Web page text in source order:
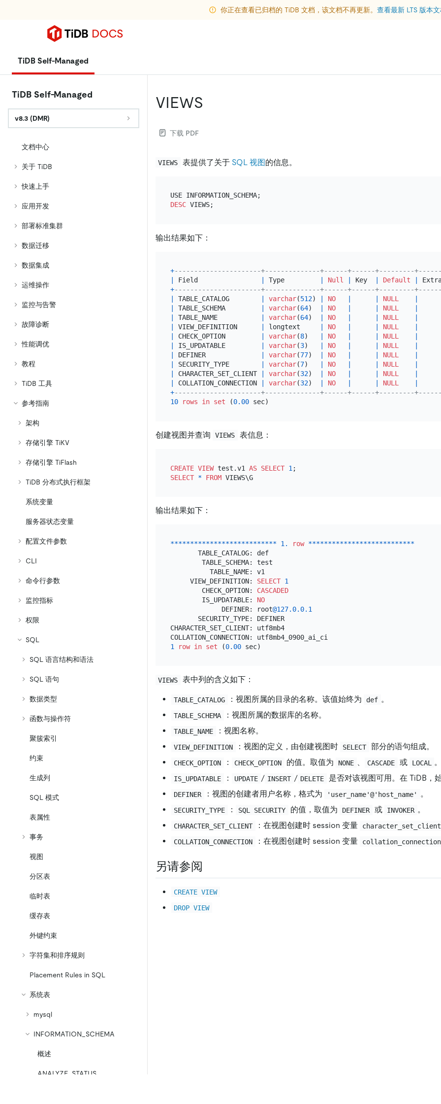
你正在查看已归档的 TiDB 文档，该文档不再更新。 查看最新 LTS 版本文
TiDB Self-Managed
TiDB Self-Managed
v8.3 (DMR)
文档中心
关于 TiDB
快速上手
应用开发
部署标准集群
数据迁移
数据集成
运维操作
监控与告警
故障诊断
性能调优
教程
TiDB 工具
参考指南
架构
存储引擎 TiKV
存储引擎 TiFlash
TiDB 分布式执行框架
系统变量
服务器状态变量
配置文件参数
CLI
命令行参数
监控指标
权限
SQL
SQL 语言结构和语法
SQL 语句
数据类型
函数与操作符
聚簇索引
约束
生成列
SQL 模式
表属性
事务
视图
分区表
临时表
缓存表
外键约束
字符集和排序规则
Placement Rules in SQL
系统表
mysql
INFORMATION_SCHEMA
概述
ANALYZE_STATUS
VIEWS
下载 PDF
VIEWS 表提供了关于 SQL 视图的信息。
DESC
输出结果如下：
+----------------------+--------------+------+------+---------
Field Type Null Key Default
+----------------------+--------------+------+------+---------
TABLE_CATALOG varchar(512) NO NULL
TABLE_SCHEMA varchar(64) NO NULL
TABLE_NAME varchar(64) NO NULL
VIEW_DEFINITION longtext NO NULL
CHECK_OPTION varchar(8) NO NULL
IS_UPDATABLE varchar(3) NO NULL
DEFINER varchar(77) NO NULL
SECURITY_TYPE varchar(7) NO NULL
CHARACTER_SET_CLIENT varchar(32) NO NULL
COLLATION_CONNECTION varchar(32) NO NULL
+----------------------+--------------+------+------+---------
10
rows in set (0.00
创建视图并查询 VIEWS 表信息：
CREATE VIEW test.v1 AS SELECT 1
SELECT * FROM VIEWS\G
输出结果如下：
*************************** 1. row ***************************
       TABLE_CATALOG: def
        TABLE_SCHEMA: test
          TABLE_NAME: v1
     VIEW_DEFINITION:
SELECT 1
        CHECK_OPTION:
CASCADED
        IS_UPDATABLE:
NO
             DEFINER: root
@127.0.0.1
       SECURITY_TYPE: DEFINER
CHARACTER_SET_CLIENT: utf8mb4
1
row in set (0.00
VIEWS 表中列的含义如下：
TABLE_CATALOG ：视图所属的目录的名称。该值始终为 def 。
TABLE_SCHEMA ：视图所属的数据库的名称。
TABLE_NAME ：视图名称。
VIEW_DEFINITION ：视图的定义，由创建视图时 SELECT 部分的语句组成。
CHECK_OPTION ： CHECK_OPTION 的值。取值为 NONE 、 CASCADE 或 LOCAL 。
IS_UPDATABLE ： UPDATE / INSERT / DELETE 是否对该视图可用。在 TiDB，
DEFINER ：视图的创建者用户名称，格式为 'user_name'@'host_name' 。
SECURITY_TYPE ： SQL SECURITY 的值，取值为 DEFINER 或 INVOKER 。
CHARACTER_SET_CLIENT ：在视图创建时 session 变量 character_set_client
COLLATION_CONNECTION ：在视图创建时 session 变量 collation_connection
另请参阅
CREATE VIEW
DROP VIEW